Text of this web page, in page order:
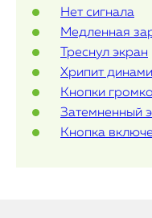
Нет сигнала
Медленная
Треснул экран
Хрипит
Кнопки
Затемненный
Кнопка